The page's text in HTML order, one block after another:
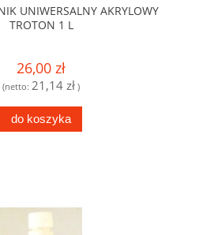
UNIWERSALNY AKRYLOWY
TROTON 1 L
26,00 zł
(netto: 21,14 zł )
do koszyka